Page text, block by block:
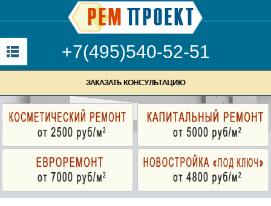
+7(495)540-52-51
ЗАКАЗАТЬ КОНСУЛЬТАЦИЮ